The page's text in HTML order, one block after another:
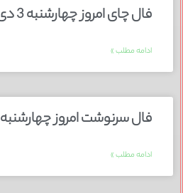
فال چای امروز چهارشنبه 3 دی 1404
ادامه مطلب »
فال سرنوشت امروز چهارشنبه 3 دی 1404
ادامه مطلب »